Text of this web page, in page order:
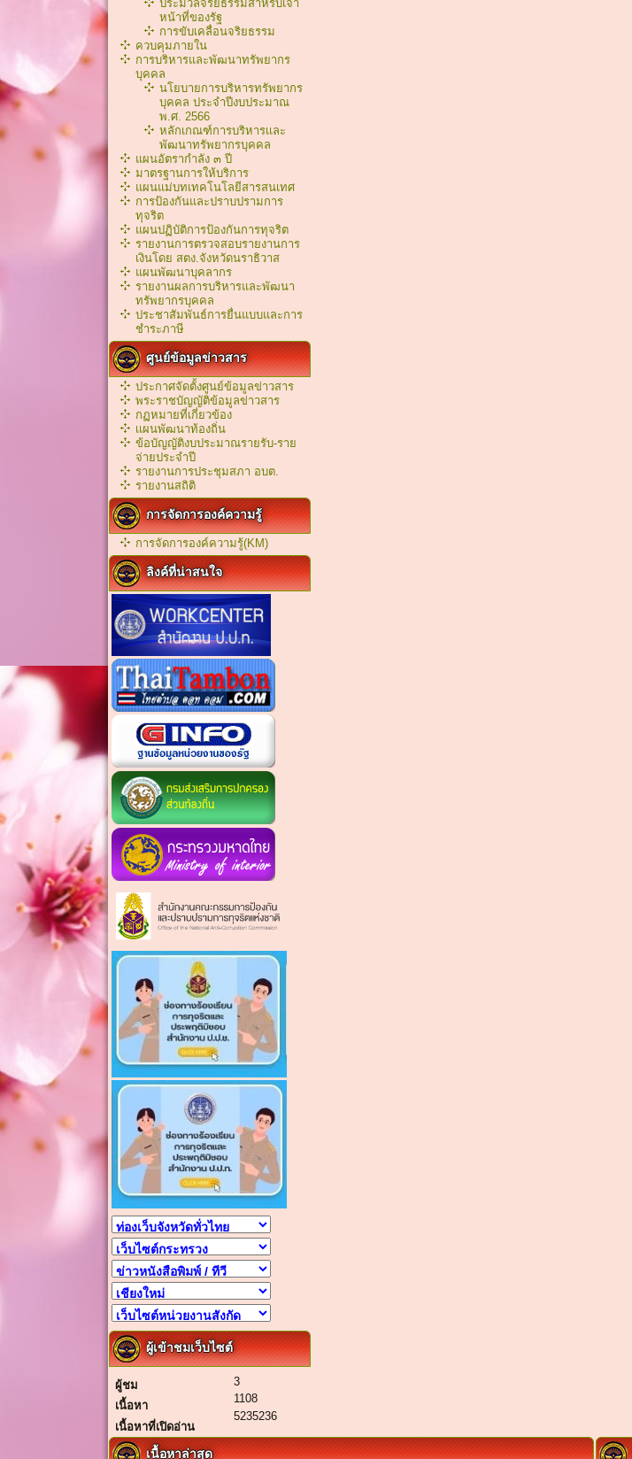
ประมวลจริยธรรมสำหรับเจ้า
หน้าที่ของรัฐ
การขับเคลื่อนจริยธรรม
ควบคุมภายใน
การบริหารและพัฒนาทรัพยากร
บุคคล
นโยบายการบริหารทรัพยากร
บุคคล ประจำปีงบประมาณ
พ.ศ. 2566
หลักเกณฑ์การบริหารเเละ
พัฒนาทรัพยากรบุคคล
แผนอัตรากำลัง ๓ ปี
มาตรฐานการให้บริการ
แผนแม่บทเทคโนโลยีสารสนเทศ
การป้องกันและปราบปรามการ
ทุจริต
แผนปฏิบัติการป้องกันการทุจริต
รายงานการตรวจสอบรายงานการ
เงินโดย สตง.จังหวัดนราธิวาส
แผนพัฒนาบุคลากร
รายงานผลการบริหารและพัฒนา
ทรัพยากรบุคคล
ประชาสัมพันธ์การยื่นแบบและการ
ชำระภาษี
ศูนย์ข้อมูลข่าวสาร
ประกาศจัดตั้งศูนย์ข้อมูลข่าวสาร
พระราชบัญญัติข้อมูลข่าวสาร
กฏหมายที่เกี่ยวข้อง
เเผนพัฒนาท้องถิ่น
ข้อบัญญัติงบประมาณรายรับ-ราย
จ่ายประจำปี
รายงานการประชุมสภา อบต.
รายงานสถิติ
การจัดการองค์ความรู้
การจัดการองค์ความรู้(KM)
ลิงค์ที่น่าสนใจ
ผู้เข้าชมเว็บไซต์
ผู้ชม
3
เนื้อหา
1108
เนื้อหาที่เปิดอ่าน
5235236
เนื้อหาล่าสุด